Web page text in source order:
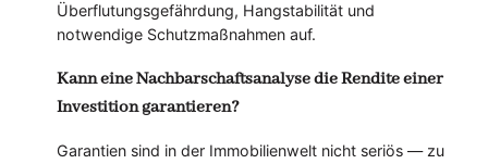
Überflutungsgefährdung, Hangstabilität und
notwendige Schutzmaßnahmen auf.
Kann eine Nachbarschaftsanalyse die Rendite einer
Investition garantieren?
Garantien sind in der Immobilienwelt nicht seriös — zu